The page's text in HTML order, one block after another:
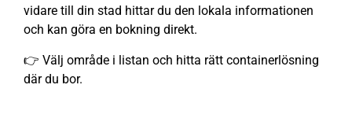
vidare till din stad hittar du den lokala informationen
och kan göra en bokning direkt.
👉 Välj område i listan och hitta rätt containerlösning
där du bor.